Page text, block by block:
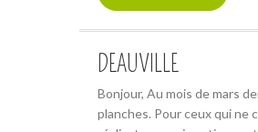
DEAUVILLE
Bonjour, Au mois de mars
planches. Pour ceux qui ne